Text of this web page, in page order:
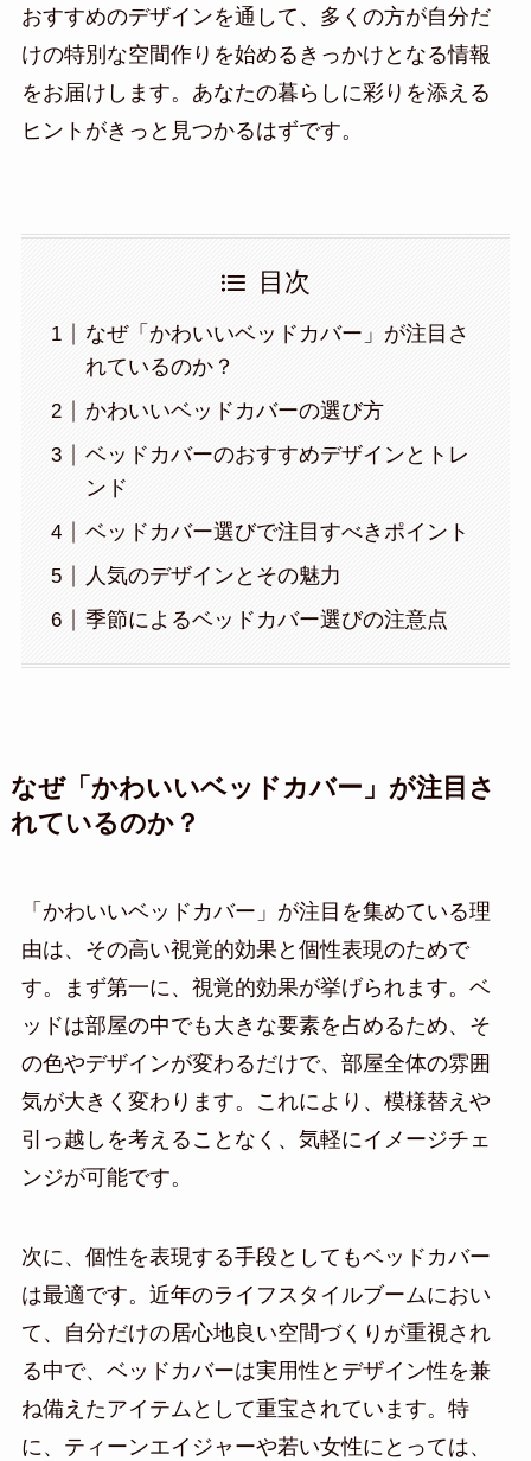
おすすめのデザインを通して、多くの方が自分だ
けの特別な空間作りを始めるきっかけとなる情報
をお届けします。あなたの暮らしに彩りを添える
ヒントがきっと見つかるはずです。
目次
なぜ「かわいいベッドカバー」が注目さ
れているのか？
かわいいベッドカバーの選び方
ベッドカバーのおすすめデザインとトレ
ンド
ベッドカバー選びで注目すべきポイント
人気のデザインとその魅力
季節によるベッドカバー選びの注意点
なぜ「かわいいベッドカバー」が注目さ
れているのか？
「かわいいベッドカバー」が注目を集めている理
由は、その高い視覚的効果と個性表現のためで
す。まず第一に、視覚的効果が挙げられます。ベ
ッドは部屋の中でも大きな要素を占めるため、そ
の色やデザインが変わるだけで、部屋全体の雰囲
気が大きく変わります。これにより、模様替えや
引っ越しを考えることなく、気軽にイメージチェ
ンジが可能です。
次に、個性を表現する手段としてもベッドカバー
は最適です。近年のライフスタイルブームにおい
て、自分だけの居心地良い空間づくりが重視され
る中で、ベッドカバーは実用性とデザイン性を兼
ね備えたアイテムとして重宝されています。特
に、ティーンエイジャーや若い女性にとっては、